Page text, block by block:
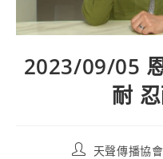
2023/09/05
耐
天聲傳播協會